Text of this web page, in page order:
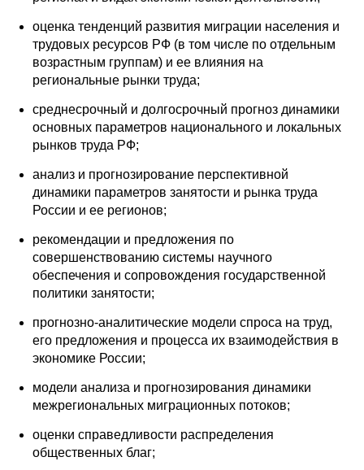
оценка тенденций развития миграции населения и
трудовых ресурсов РФ (в том числе по отдельным
возрастным группам) и ее влияния на
региональные рынки труда;
среднесрочный и долгосрочный прогноз динамики
основных параметров национального и локальных
рынков труда РФ;
анализ и прогнозирование перспективной
динамики параметров занятости и рынка труда
России и ее регионов;
рекомендации и предложения по
совершенствованию системы научного
обеспечения и сопровождения государственной
политики занятости;
прогнозно-аналитические модели спроса на труд,
его предложения и процесса их взаимодействия в
экономике России;
модели анализа и прогнозирования динамики
межрегиональных миграционных потоков;
оценки справедливости распределения
общественных благ;